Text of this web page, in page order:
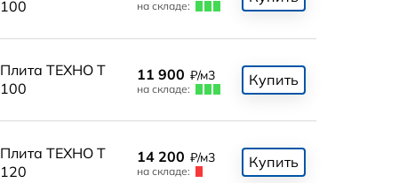
100
на складе:
Плита ТЕХНО Т
100
11 900 ₽/м3
на складе:
Купить
Плита ТЕХНО Т
120
14 200 ₽/м3
на складе:
Купить